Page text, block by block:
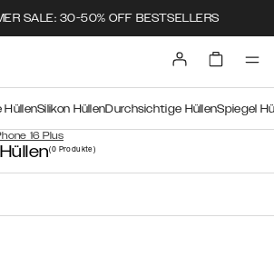
SALE: 30-50% OFF BESTSELLERS
16 Plus
HüllenSilikon HüllenDurchsichtige HüllenSpiegel
(0 Produkte)